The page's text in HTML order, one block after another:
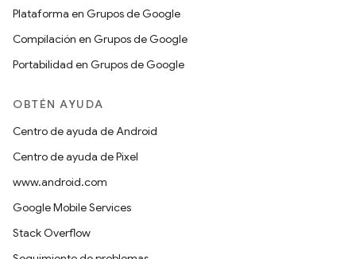
Plataforma en Grupos de Google
Compilación en Grupos de Google
Portabilidad en Grupos de Google
OBTÉN AYUDA
Centro de ayuda de Android
Centro de ayuda de Pixel
www.android.com
Google Mobile Services
Stack Overflow